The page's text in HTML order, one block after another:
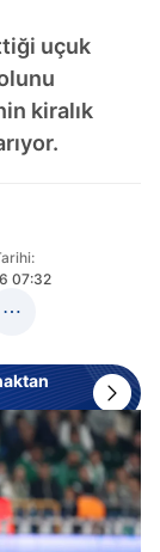
uçuk
kiralık
07:32